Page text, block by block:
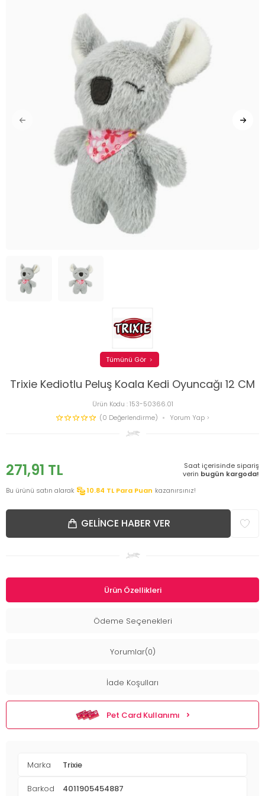
Trixie Kediotlu Peluş Koala Kedi Oyuncağı 12 CM
Ürün Kodu :153-50366.01
(0 Değerlendirme)
Yorum Yap
Tümünü Gör
271,91 TL
Saat içerisinde sipariş
verin bugün kargoda!
Bu ürünü satın alarak
10.84 TL Para Puan kazanırsınız!
GELINCE HABER VER
Ürün Özellikleri
Ödeme Seçenekleri
Yorumlar(0)
İade Koşulları
Pet Card Kullanımı
Marka Trixie
Barkod 4011905454887